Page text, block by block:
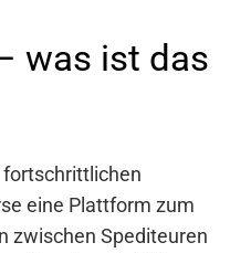
was ist das
eine Plattform zum
zwischen Spediteuren